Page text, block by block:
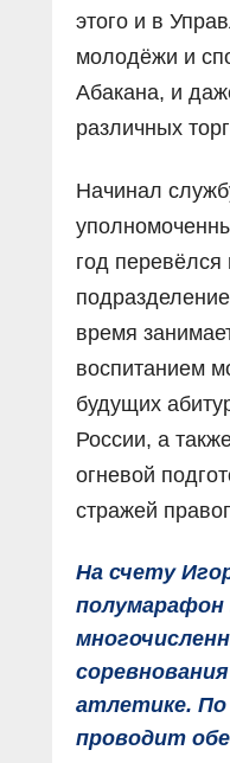
этого и в
молодёжи и
Абакана, и
различных
Начинал
год перевёлся
время
воспитанием
будущих
России, а
огневой
стражей
На счету
полумарафон
атлетике.
проводит